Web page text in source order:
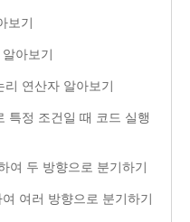
보기
아보기
리 연산자 알아보기
특정 조건일 때 코드 실행
여 두 방향으로 분기하기
여러 방향으로 분기하기